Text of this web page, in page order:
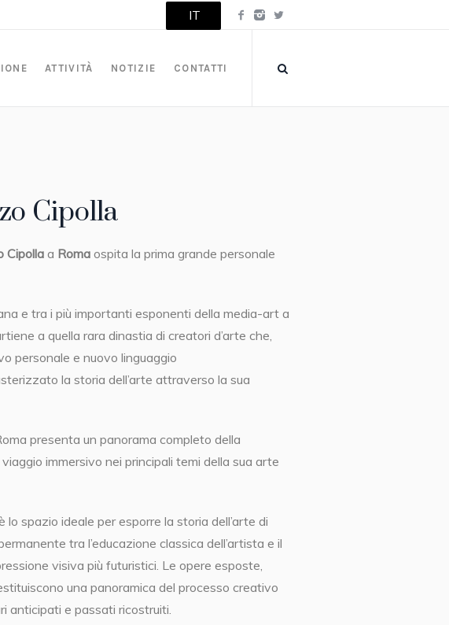
IT
ATTIVITÀ NOTIZIE CONTATTI
Cipolla
Cipolla a Roma ospita la prima grande personale
e tra i più importanti esponenti della media-art a
a quella rara dinastia di creatori d’arte che,
personale e nuovo linguaggio
la storia dell’arte attraverso la sua
presenta un panorama completo della
immersivo nei principali temi della sua arte
lo spazio ideale per esporre la storia dell’arte di
tra l’educazione classica dell’artista e il
visiva più futuristici. Le opere esposte,
una panoramica del processo creativo
anticipati e passati ricostruiti.